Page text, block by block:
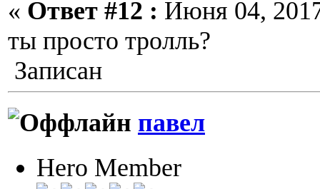
« Ответ #12 : Июня 04,
ты просто тролль?
Записан
павел
Hero Member